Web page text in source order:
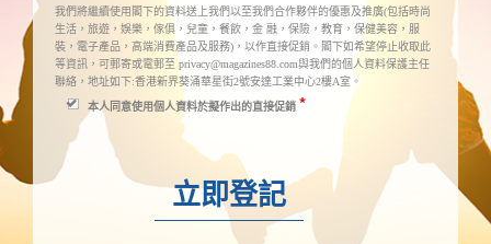
我們將繼續使用閣下的資料送上我們以至我們合作夥伴的優惠及推廣(包括時尚
生活，旅遊，娛樂，傢俱，兒童，餐飲，金 融，保險，教育，保健美容，服
裝，電子產品，高端消費產品及服務) ，以作直接促銷。閣下如希望停止收取此
等資訊，可郵寄或電郵至 privacy@magazines88.com與我們的個人資料保護主任
聯絡，地址如下:香港新界葵涌華星街2號安達工業中心2樓A室。
本人同意使用個人資料於擬作出的直接促銷 *